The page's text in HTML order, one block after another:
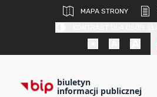
MAPA STRONY
biuletyn
informacji publicznej